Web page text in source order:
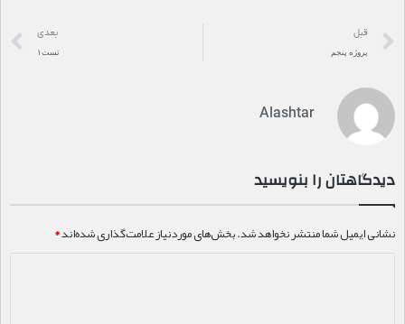
قبل
پروژه پنجم
بعدی
تست۱
Alashtar
دیدگاهتان را بنویسید
نشانی ایمیل شما منتشر نخواهد شد.بخش‌های موردنیاز علامت‌گذاری شده‌اند*